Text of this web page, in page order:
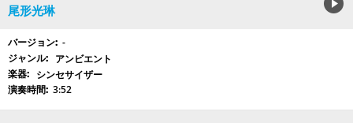
尾形光琳
-
アンビエント
シンセサイザー
3:52